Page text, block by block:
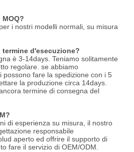
i nostri modelli normali, su misura
d'esecuzione?
è 3-14days. Teniamo solitamente
regolare. se abbiamo
possono fare la spedizione con i 5
la produzione circa 14days.
termine di consegna del
di esperienza su misura, il nostro
responsabile
aperto ed offrire il supporto di
fare il servizio di OEM/ODM.